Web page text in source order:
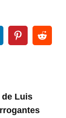
de Luis